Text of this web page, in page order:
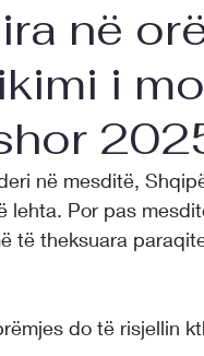
në
i
në mesditë,
lehta. Por pas
të theksuara
do të risjellin